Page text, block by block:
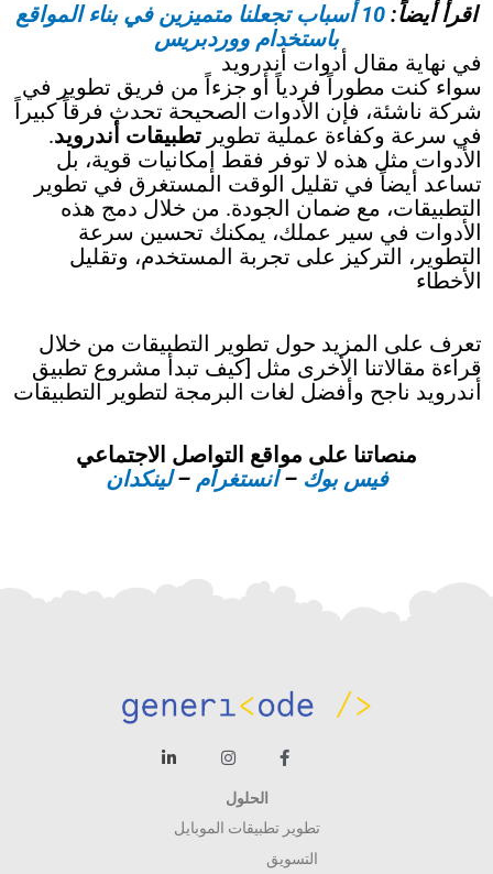
اقرأ أيضاً:
10 أسباب تجعلنا متميزين في بناء المواقع
باستخدام ووردبريس
في نهاية مقال أدوات أندرويد
سواء كنت مطوراً فردياً أو جزءاً من فريق تطوير في
شركة ناشئة، فإن الأدوات الصحيحة تحدث فرقاً كبيراً
في سرعة وكفاءة عملية تطوير تطبيقات أندرويد.
الأدوات مثل هذه لا توفر فقط إمكانيات قوية، بل
تساعد أيضاً في تقليل الوقت المستغرق في تطوير
التطبيقات، مع ضمان الجودة. من خلال دمج هذه
الأدوات في سير عملك، يمكنك تحسين سرعة
التطوير، التركيز على تجربة المستخدم، وتقليل
الأخطاء
تعرف على المزيد حول تطوير التطبيقات من خلال
قراءة مقالاتنا الأخرى مثل [كيف تبدأ مشروع تطبيق
أندرويد ناجح وأفضل لغات البرمجة لتطوير التطبيقات
منصاتنا على مواقع التواصل الاجتماعي
فيس بوك –انستغرام–لينكدان
الحلول
تطوير تطبيقات الموبايل
التسويق